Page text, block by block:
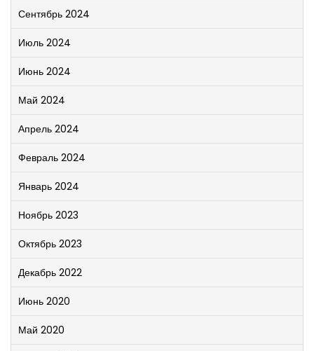
Сентябрь 2024
Июль 2024
Июнь 2024
Май 2024
Апрель 2024
Февраль 2024
Январь 2024
Ноябрь 2023
Октябрь 2023
Декабрь 2022
Июнь 2020
Май 2020